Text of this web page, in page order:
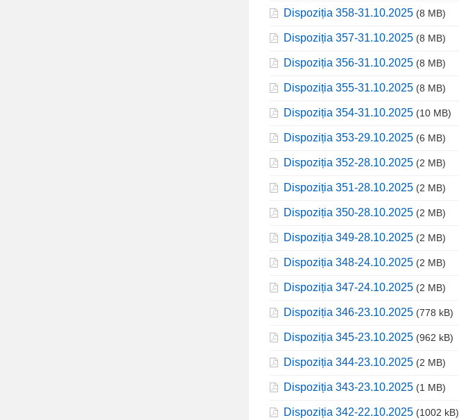
Dispoziția 358-31.10.2025 (8 MB)
Dispoziția 357-31.10.2025 (8 MB)
Dispoziția 356-31.10.2025 (8 MB)
Dispoziția 355-31.10.2025 (8 MB)
Dispoziția 354-31.10.2025 (10 MB)
Dispoziția 353-29.10.2025 (6 MB)
Dispoziția 352-28.10.2025 (2 MB)
Dispoziția 351-28.10.2025 (2 MB)
Dispoziția 350-28.10.2025 (2 MB)
Dispoziția 349-28.10.2025 (2 MB)
Dispoziția 348-24.10.2025 (2 MB)
Dispoziția 347-24.10.2025 (2 MB)
Dispoziția 346-23.10.2025 (778 kB)
Dispoziția 345-23.10.2025 (962 kB)
Dispoziția 344-23.10.2025 (2 MB)
Dispoziția 343-23.10.2025 (1 MB)
Dispoziția 342-22.10.2025 (1002 kB)